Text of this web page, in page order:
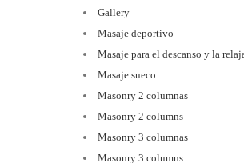
Gallery
Masaje deportivo
Masaje para el descanso y la
Masaje sueco
Masonry 2 columnas
Masonry 2 columns
Masonry 3 columnas
Masonry 3 columns